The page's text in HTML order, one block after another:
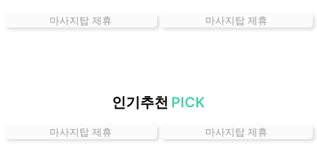
가
정
마사지탑 제휴 마사지탑 제휴
인기추천 PICK
마사지탑 제휴 마사지탑 제휴